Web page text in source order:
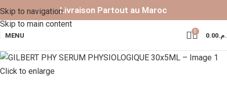
Skip to navigation
Skip to main content
Livraison Partout au Maroc
MENU
0
0.00
Click to enlarge